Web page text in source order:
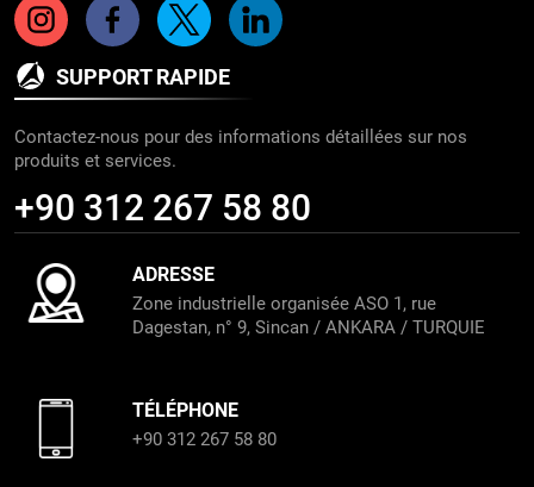
SUPPORT RAPIDE
Contactez-nous pour des informations détaillées sur nos
produits et services.
+90 312 267 58 80
ADRESSE
Zone industrielle organisée ASO 1, rue
Dagestan, n° 9, Sincan / ANKARA / TURQUIE
TÉLÉPHONE
+90 312 267 58 80